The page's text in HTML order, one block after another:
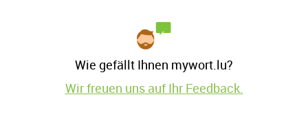
Wie gefällt Ihnen mywort.lu?
Wir freuen uns auf Ihr Feedback.